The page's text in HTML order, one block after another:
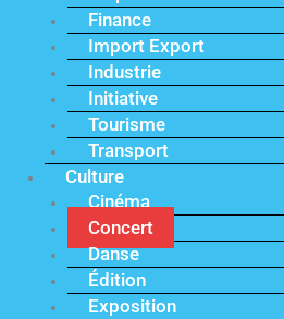
Finance
Import Export
Industrie
Initiative
Tourisme
Transport
Culture
Cinéma
Concert
Danse
Édition
Exposition